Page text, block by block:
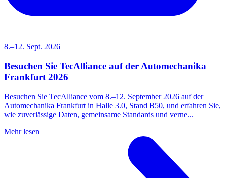
8.–12. Sept. 2026
Besuchen Sie TecAlliance auf der Automechanika
Frankfurt 2026
Besuchen Sie TecAlliance vom 8.–12. September 2026 auf der
Automechanika Frankfurt in Halle 3.0, Stand B50, und erfahren Sie,
wie zuverlässige Daten, gemeinsame Standards und verne...
Mehr lesen